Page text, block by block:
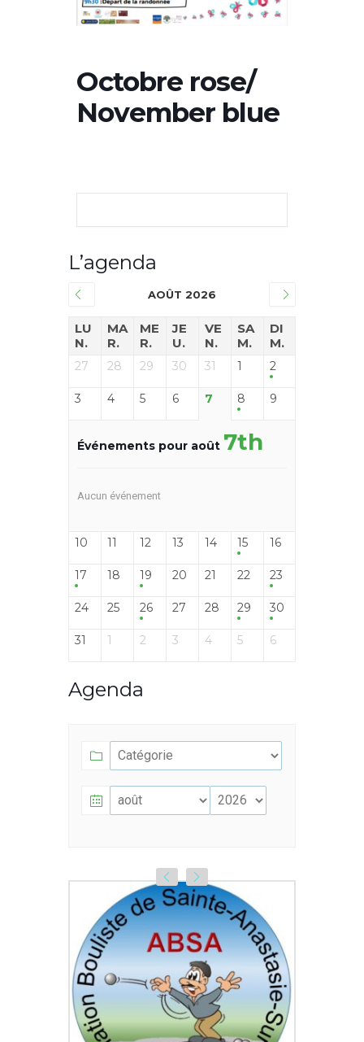
Octobre rose/
November blue
L’agenda
AOÛT 2026
LU
N.
MA
R.
ME
R.
JE
U.
VE
N.
SA
M.
DI
M.
27 28 29 30 31 1 2
3 4 5 6 7 8 9
Événements pour août 7th
Aucun événement
10 11 12 13 14 15 16
17 18 19 20 21 22 23
24 25 26 27 28 29 30
31 1 2 3 4 5 6
Agenda